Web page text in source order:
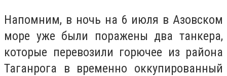
Напомним, в ночь на 6 июля в Азовском
море уже были поражены два танкера,
которые перевозили горючее из района
Таганрога в временно оккупированный